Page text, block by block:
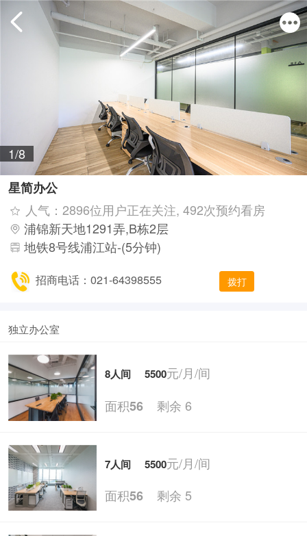
1/8
星简办公
人气：2896位用户正在关注, 492次预约看房
浦锦新天地1291弄,B栋2层
地铁8号线浦江站-(5分钟)
招商电话：021-64398555 拨打
独立办公室
8人间 5500元/月/间
面积56剩余 6
7人间 5500元/月/间
面积56剩余 5